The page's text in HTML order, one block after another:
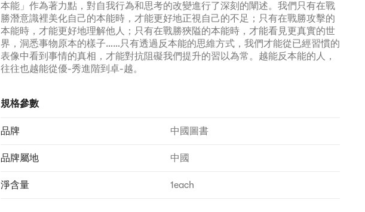
本能」作為著力點，對自我行為和思考的改變進行了深刻的闡述。我們只有在戰
勝潛意識裡美化自己的本能時，才能更好地正視自己的不足；只有在戰勝攻擊的
本能時，才能更好地理解他人；只有在戰勝狹隘的本能時，才能看見更真實的世
界，洞悉事物原本的樣子……只有透過反本能的思維方式，我們才能從已經習慣的
表像中看到事情的真相，才能對抗阻礙我們提升的習以為常。越能反本能的人，
往往也越能從優-秀進階到卓-越。
規格參數
品牌 中國圖書
品牌屬地 中國
淨含量 1each